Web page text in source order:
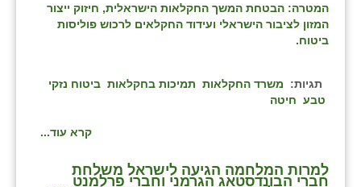
המטרה: הבטחת המשך החקלאות הישראלית, חיזוק ייצור
המזון לציבור הישראלי ועידוד החקלאים לרכוש פוליסות
ביטוח.
תגיות: משרד החקלאות תמיכות בחקלאות ביטוח נזקי
טבע חיטה
קרא עוד...
⁨למרות המלחמה הגיעה לישראל משלחת
חברי הבונדסטאג הגרמני וחברי פרלמנט